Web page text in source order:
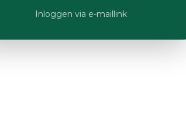
Inloggen via e-maillink